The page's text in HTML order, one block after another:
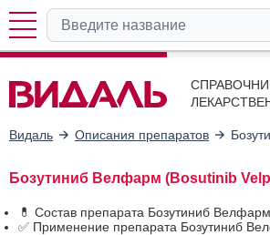
Видаль Описания препаратов
Бозутиниб Велфарм (Bosutinib
💊 Состав препарата Бозутиниб Велфарм
✅ Применение препарата Бозутиниб